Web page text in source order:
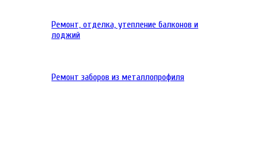
Ремонт, отделка, утепление балконов и
лоджий
Ремонт заборов из металлопрофиля